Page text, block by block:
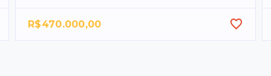
R$470.000,00